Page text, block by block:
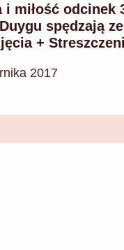
i miłość odcinek
spędzają
+
2017